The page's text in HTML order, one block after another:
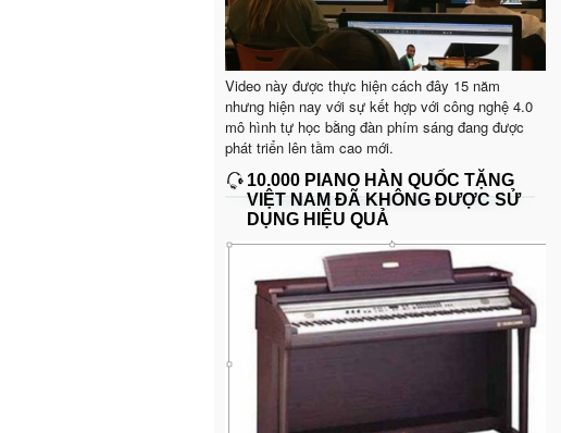
Video này được thực hiện cách đây 15 năm
nhưng hiện nay với sự kết hợp với công nghệ 4.0
mô hình tự học bằng đàn phím sáng đang được
phát triển lên tầm cao mới.
10.000 PIANO HÀN QUỐC TẶNG
VIỆT NAM ĐÃ KHÔNG ĐƯỢC SỬ
DỤNG HIỆU QUẢ